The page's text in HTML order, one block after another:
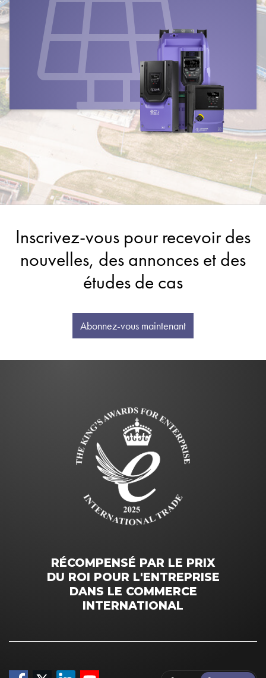
Inscrivez-vous pour recevoir des
nouvelles, des annonces et des
études de cas
Abonnez-vous maintenant
RÉCOMPENSÉ PAR LE PRIX
DU ROI POUR L'ENTREPRISE
DANS LE COMMERCE
INTERNATIONAL